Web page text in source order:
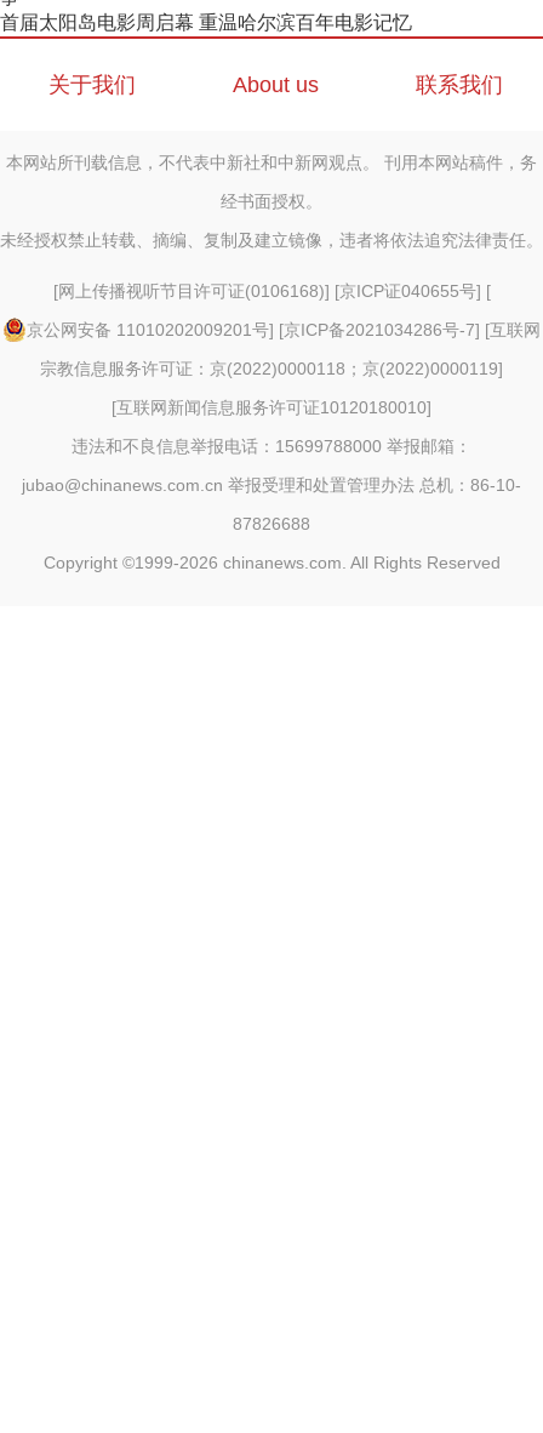
首届太阳岛电影周启幕 重温哈尔滨百年电影记忆
关于我们 About us 联系我们
本网站所刊载信息，不代表中新社和中新网观点。 刊用本网站稿件，务
经书面授权。
未经授权禁止转载、摘编、复制及建立镜像，违者将依法追究法律责任。
[网上传播视听节目许可证(0106168)] [京ICP证040655号] [
京公网安备 11010202009201号] [京ICP备2021034286号-7] [互联网
宗教信息服务许可证：京(2022)0000118；京(2022)0000119]
[互联网新闻信息服务许可证10120180010]
违法和不良信息举报电话：15699788000 举报邮箱：
jubao@chinanews.com.cn 举报受理和处置管理办法 总机：86-10-
87826688
Copyright ©1999-2026 chinanews.com. All Rights Reserved